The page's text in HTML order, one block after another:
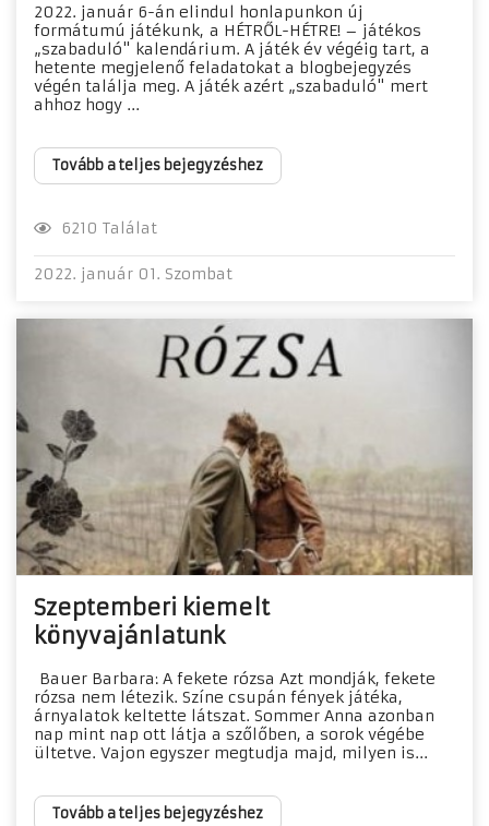
2022. január 6-án elindul honlapunkon új
formátumú játékunk, a HÉTRŐL-HÉTRE! – játékos
„szabaduló" kalendárium. A játék év végéig tart, a
hetente megjelenő feladatokat a blogbejegyzés
végén találja meg. A játék azért „szabaduló" mert
ahhoz hogy ...
Tovább a teljes bejegyzéshez
6210 Találat
2022. január 01. Szombat
Szeptemberi kiemelt
könyvajánlatunk
Bauer Barbara: A fekete rózsa Azt ​mondják, fekete
rózsa nem létezik. Színe csupán fények játéka,
árnyalatok keltette látszat. Sommer Anna azonban
nap mint nap ott látja a szőlőben, a sorok végébe
ültetve. Vajon egyszer megtudja majd, milyen is...
Tovább a teljes bejegyzéshez